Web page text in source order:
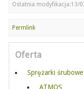
Ostatnia modyfikacja:13/
Permlink
Oferta
Sprężarki śrubowe
ATMOS